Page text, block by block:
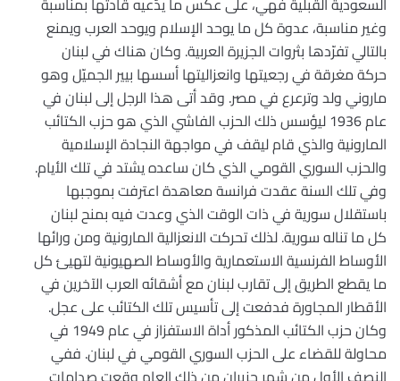
وغير مناسبة، عدوة كل ما يوحد الإسلام ويوحد العرب ويمنع
بالتالي تفرّدها بثروات الجزيرة العربية. وكان هناك في لبنان
حركة مغرقة في رجعيتها وانعزاليتها أسسها بيير الجميّل وهو
ماروني ولد وترعرع في مصر. وقد أتى هذا الرجل إلى لبنان في
عام 1936 ليؤسس ذلك الحزب الفاشي الذي هو حزب الكتائب
المارونية والذي قام ليقف في مواجهة النجادة الإسلامية
والحزب السوري القومي الذي كان ساعده يشتد في تلك الأيام.
وفي تلك السنة عقدت فرانسة معاهدة اعترفت بموجبها
باستقلال سورية في ذات الوقت الذي وعدت فيه بمنح لبنان
كل ما تناله سورية. لذلك تحركت الانعزالية المارونية ومن ورائها
الأوساط الفرنسية الاستعمارية والأوساط الصهيونية لتهيئ كل
ما يقطع الطريق إلى تقارب لبنان مع أشقائه العرب الآخرين في
الأقطار المجاورة فدفعت إلى تأسيس تلك الكتائب على عجل.
وكان حزب الكتائب المذكور أداة الاستفزاز في عام 1949 في
محاولة للقضاء على الحزب السوري القومي في لبنان. ففي